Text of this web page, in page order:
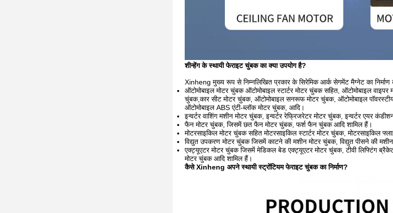
शीन्हेंग के स्थायी फेराइट चुंबक का क्या उपयोग है?
Xinheng मुख्य रूप से निम्नलिखित प्रकार के सिरेमिक आर्क सेगमेंट मैग्नेट का निर्माण
ऑटोमोबाइल मोटर चुंबक ऑटोमोबाइल स्टार्टर मोटर चुंबक सहित, ऑटोमोबाइल
चुंबक,कार सीट मोटर चुंबक, ऑटोमोबाइल सनरूफ मोटर चुंबक, ऑटोमोबाइल
ऑटोमोबाइल ABS एंटी-ब्लॉक मोटर चुंबक, आदि।
इन्वर्टर वाशिंग मशीन मोटर चुंबक, इन्वर्टर रेफ्रिजरेटर मोटर चुंबक, इन्वर्टर एयर
फैन मोटर चुंबक, जिसमें छत फैन मोटर चुंबक, फर्श फैन चुंबक आदि शामिल हैं।
मोटरसाइकिल मोटर चुंबक सहित मोटरसाइकिल स्टार्टर मोटर चुंबक, मोटरसाइकिल
विद्युत उपकरण मोटर चुंबक जिसमें काटने की मशीन मोटर चुंबक, विद्युत पीसने की
एक्ट्यूएटर मोटर चुंबक जिसमें मेडिकल बेड एक्ट्यूएटर मोटर चुंबक, टीवी लिफ्टिंग
मोटर चुंबक आदि शामिल हैं।
कैसे Xinheng अपने स्थायी स्ट्रोंटियम फेराइट चुंबक का निर्माण?